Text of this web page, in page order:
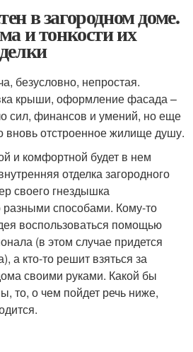
в загородном доме.
и тонкости их
безусловно, непростая.
крыши, оформление фасада –
сил, финансов и умений, но еще
вновь отстроенное жилище душу.
и комфортной будет в нем
отделка загородного
своего гнездышка
способами. Кому-то
воспользоваться помощью
(в этом случае придется
а кто-то решит взяться за
своими руками. Какой бы
то, о чем пойдет речь ниже,